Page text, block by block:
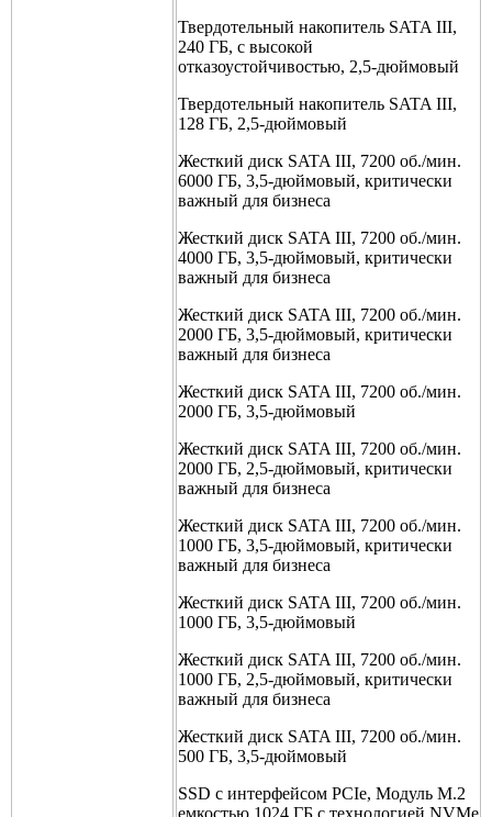
Твердотельный накопитель SATA III,
240 ГБ, с высокой
отказоустойчивостью, 2,5-дюймовый
Твердотельный накопитель SATA III,
128 ГБ, 2,5-дюймовый
Жесткий диск SATA III, 7200 об./мин.
6000 ГБ, 3,5-дюймовый, критически
важный для бизнеса
Жесткий диск SATA III, 7200 об./мин.
4000 ГБ, 3,5-дюймовый, критически
важный для бизнеса
Жесткий диск SATA III, 7200 об./мин.
2000 ГБ, 3,5-дюймовый, критически
важный для бизнеса
Жесткий диск SATA III, 7200 об./мин.
2000 ГБ, 3,5-дюймовый
Жесткий диск SATA III, 7200 об./мин.
2000 ГБ, 2,5-дюймовый, критически
важный для бизнеса
Жесткий диск SATA III, 7200 об./мин.
1000 ГБ, 3,5-дюймовый, критически
важный для бизнеса
Жесткий диск SATA III, 7200 об./мин.
1000 ГБ, 3,5-дюймовый
Жесткий диск SATA III, 7200 об./мин.
1000 ГБ, 2,5-дюймовый, критически
важный для бизнеса
Жесткий диск SATA III, 7200 об./мин.
500 ГБ, 3,5-дюймовый
SSD с интерфейсом PCIe, Модуль M.2
емкостью 1024 ГБ с технологией NVMe